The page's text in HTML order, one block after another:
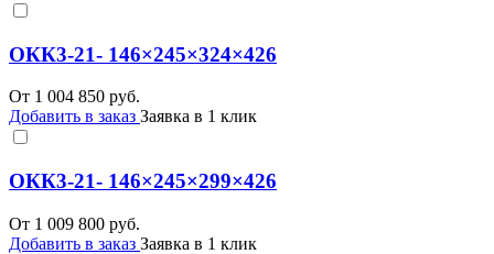
ОКК3-21- 146×245×324×426
От 1 004 850 руб.
Добавить в заказ Заявка в 1 клик
ОКК3-21- 146×245×299×426
От 1 009 800 руб.
Добавить в заказ Заявка в 1 клик